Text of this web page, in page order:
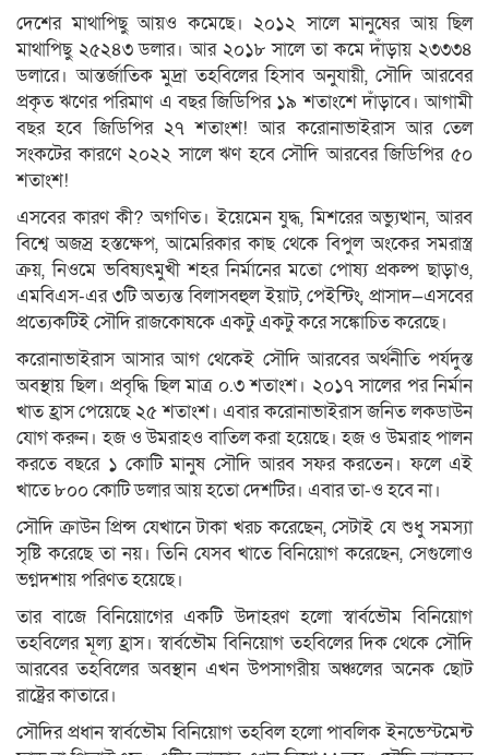
দেশের মাথাপিছু আয়ও কমেছে। ২০১২ সালে মানুষের আয় ছিল
মাথাপিছু ২৫২৪৩ ডলার। আর ২০১৮ সালে তা কমে দাঁড়ায় ২৩৩৩৪
ডলারে। আন্তর্জাতিক মুদ্রা তহবিলের হিসাব অনুযায়ী, সৌদি আরবের
প্রকৃত ঋণের পরিমাণ এ বছর জিডিপির ১৯ শতাংশে দাঁড়াবে। আগামী
বছর হবে জিডিপির ২৭ শতাংশ! আর করোনাভাইরাস আর তেল
সংকটের কারণে ২০২২ সালে ঋণ হবে সৌদি আরবের জিডিপির ৫০
শতাংশ!
এসবের কারণ কী? অগণিত। ইয়েমেন যুদ্ধ, মিশরের অভ্যুত্থান, আরব
বিশ্বে অজস্র হস্তক্ষেপ, আমেরিকার কাছ থেকে বিপুল অংকের সমরাস্ত্র
ক্রয়, নিওমে ভবিষ্যৎমুখী শহর নির্মানের মতো পোষ্য প্রকল্প ছাড়াও,
এমবিএস-এর ৩টি অত্যন্ত বিলাসবহুল ইয়াট, পেইন্টিং, প্রাসাদ—এসবের
প্রত্যেকটিই সৌদি রাজকোষকে একটু একটু করে সঙ্কোচিত করেছে।
করোনাভাইরাস আসার আগ থেকেই সৌদি আরবের অর্থনীতি পর্যদুস্ত
অবস্থায় ছিল। প্রবৃদ্ধি ছিল মাত্র ০.৩ শতাংশ। ২০১৭ সালের পর নির্মান
খাত হ্রাস পেয়েছে ২৫ শতাংশ। এবার করোনাভাইরাস জনিত লকডাউন
যোগ করুন। হজ ও উমরাহও বাতিল করা হয়েছে। হজ ও উমরাহ পালন
করতে বছরে ১ কোটি মানুষ সৌদি আরব সফর করতেন। ফলে এই
খাতে ৮০০ কোটি ডলার আয় হতো দেশটির। এবার তা-ও হবে না।
সৌদি ক্রাউন প্রিন্স যেখানে টাকা খরচ করেছেন, সেটাই যে শুধু সমস্যা
সৃষ্টি করেছে তা নয়। তিনি যেসব খাতে বিনিয়োগ করেছেন, সেগুলোও
ভগ্নদশায় পরিণত হয়েছে।
তার বাজে বিনিয়োগের একটি উদাহরণ হলো স্বার্বভৌম বিনিয়োগ
তহবিলের মূল্য হ্রাস। স্বার্বভৌম বিনিয়োগ তহবিলের দিক থেকে সৌদি
আরবের তহবিলের অবস্থান এখন উপসাগরীয় অঞ্চলের অনেক ছোট
রাষ্ট্রের কাতারে।
সৌদির প্রধান স্বার্বভৌম বিনিয়োগ তহবিল হলো পাবলিক ইনভেস্টমেন্ট